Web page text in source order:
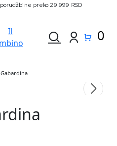
preko 29.999 RSD
0